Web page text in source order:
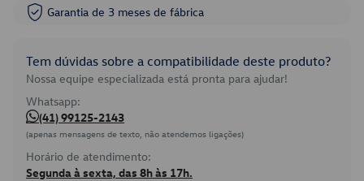
Garantia de 3 meses de fábrica
Tem dúvidas sobre a compatibilidade deste produto?
Nossa equipe especializada está pronta para ajudar!
Whatsapp:
(41) 99125-2143
(apenas mensagens de texto, não atendemos ligações)
Horário de atendimento:
Segunda à sexta, das 8h às 17h.